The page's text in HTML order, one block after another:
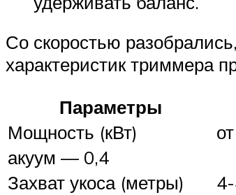
Со скоростью
характеристик триммера
Параметры
Мощность (кВт)
акуум — 0,4
Захват укоса (метры)